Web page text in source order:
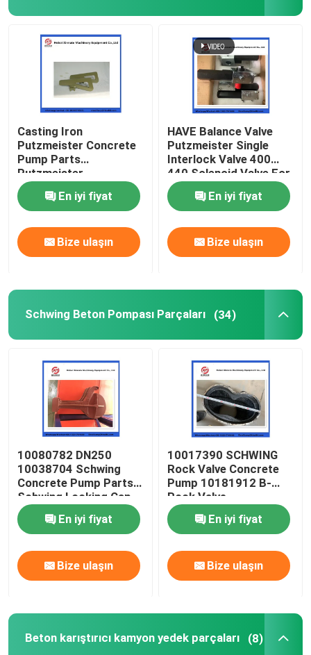
Hakkımızda
Fabrika turu
Kalite kontrol
Bize ulaşın
Teklif isteği
PUTZMEISTER BETON POMPASI PARÇALARI
Parçalanma tesisinin yedek parçaları
Beton pompası borusu
Beton pompası dirseği
Beton pompası lastik hortum
Beton pompası saplama bağlantısı
Beton Pompası flanşı
Casting Iron
Putzmeister Concrete
Pump Parts
Putzmeister
Agitatoring Paddles
En iyi fiyat
Bize ulaşın
HAVE Balance Valve
Putzmeister Single
Interlock Valve 400
440 Solenoid Valve For
Concrete Pump
En iyi fiyat
Bize ulaşın
Schwing Beton Pompası Parçaları (34)
10080782 DN250
10038704 Schwing
Concrete Pump Parts
Schwing Locking Cap
En iyi fiyat
Bize ulaşın
10017390 SCHWING
Rock Valve Concrete
Pump 10181912 B-
Rock Valve
220/180/10059467
210/180En iyi fiyat
Bize ulaşın
Beton karıştırıcı kamyon yedek parçaları (8)